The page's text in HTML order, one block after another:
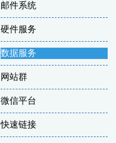
邮件系统
硬件服务
数据服务
网站群
微信平台
快速链接